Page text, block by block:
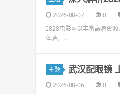
2026-08-07 0
2828电影网以丰富高清资
体验。...
主题 武汉配眼镜
2026-08-06 0